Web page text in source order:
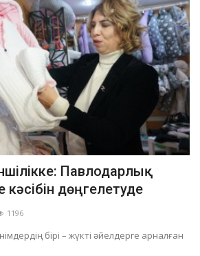
Павлодарлық
кәсібін дөңгелетуде
1196
бірі – жүкті әйелдерге арналған